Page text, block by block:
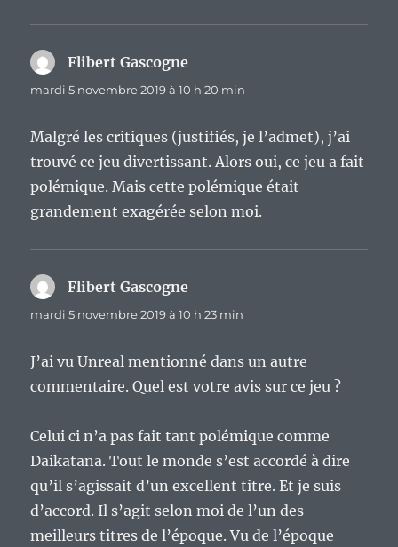
Flibert Gascogne
mardi 5 novembre 2019 à 10 h 20 min
Malgré les critiques (justifiés, je l’admet), j’ai
trouvé ce jeu divertissant. Alors oui, ce jeu a fait
polémique. Mais cette polémique était
grandement exagérée selon moi.
Flibert Gascogne
mardi 5 novembre 2019 à 10 h 23 min
J’ai vu Unreal mentionné dans un autre
commentaire. Quel est votre avis sur ce jeu ?
Celui ci n’a pas fait tant polémique comme
Daikatana. Tout le monde s’est accordé à dire
qu’il s’agissait d’un excellent titre. Et je suis
d’accord. Il s’agit selon moi de l’un des
meilleurs titres de l’époque. Vu de l’époque